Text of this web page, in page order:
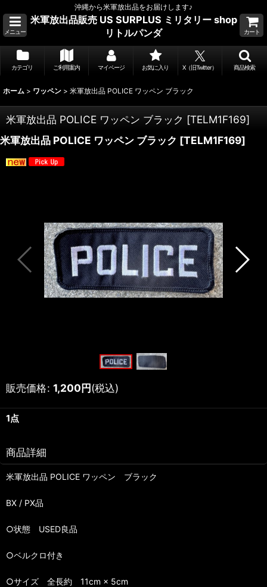
沖縄から米軍放出品をお届けします♪
メニュー
米軍放出品販売 US SURPLUS ミリタリー shop
リトルパンダ
カート
カテゴリ ご利用案内 マイページ お気に入り X（旧Twitter） 商品検索
ホーム > ワッペン > 米軍放出品 POLICE ワッペン ブラック
米軍放出品 POLICE ワッペン ブラック [TELM1F169]
米軍放出品 POLICE ワッペン ブラック [TELM1F169]
販売価格: 1,200円(税込)
1点
商品詳細
米軍放出品 POLICE ワッペン ブラック
BX / PX品
○状態 USED良品
○ベルクロ付き
○サイズ 全長約 11cm × 5cm